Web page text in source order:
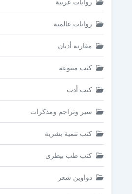
روايات عالمية
مقارنة أديان
كتب متنوعة
كتب أدب
سير وتراجم ومذكرات
كتب تنمية بشرية
كتب طب بيطرى
دواوين شعر